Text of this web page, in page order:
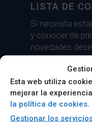
Esta web utiliza
mejorar la
la política de cookies.
Gestionar los
LISTA DE
Si necesita
y conocer de
novedades
correo.
Suscribirse